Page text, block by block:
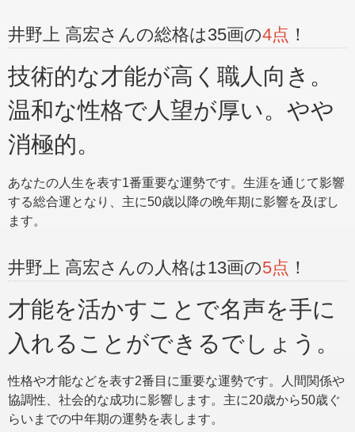
井野上 高宏さんの総格は35画の4点 ！
技術的な才能が高く職人向き。
温和な性格で人望が厚い。やや
消極的。
あなたの人生を表す1番重要な運勢です。生涯を通じて影響
する総合運となり、主に50歳以降の晩年期に影響を及ぼし
ます。
井野上 高宏さんの人格は13画の5点 ！
才能を活かすことで名声を手に
入れることができるでしょう。
性格や才能などを表す2番目に重要な運勢です。人間関係や
協調性、社会的な成功に影響します。主に20歳から50歳ぐ
らいまでの中年期の運勢を表します。